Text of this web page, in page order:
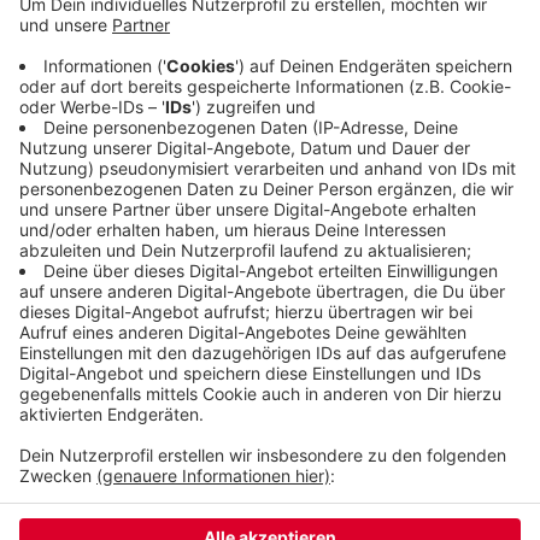
gestrichen. Das sorgt für gemischte Gefühle bei
Um Mitternacht endet die Maßnahme. Morgen
können die Preise dann wieder deutlich anziehen.
Aus diesem Grund ist es an vielen Tankstellen bei
uns heute nochmal voller, weil viele "vortanken".
Veröffentlicht:Dienstag, 30.06.2026 13:41
Anzeige
Anzeige